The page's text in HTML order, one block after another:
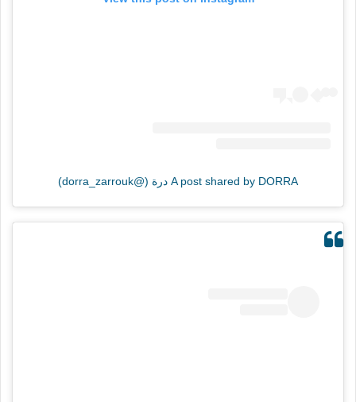
A post shared by DORRA درة (@dorra_zarrouk)